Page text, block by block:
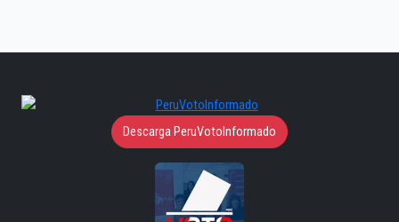
Descarga PeruVotoInformado